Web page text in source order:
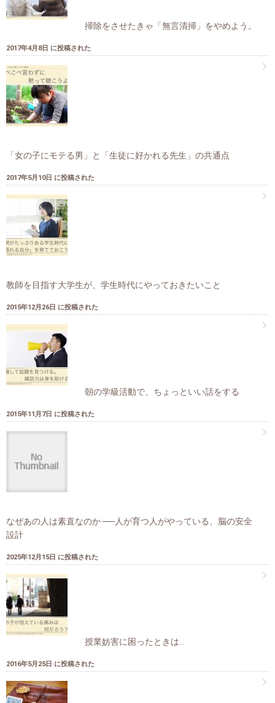
掃除をさせたきゃ「無言清掃」をやめよう。
2017年4月8日 に投稿された
「女の子にモテる男」と「生徒に好かれる先生」の共通点
2017年5月10日 に投稿された
教師を目指す大学生が、学生時代にやっておきたいこと
2015年12月26日 に投稿された
朝の学級活動で、ちょっといい話をする
2015年11月7日 に投稿された
なぜあの人は素直なのか ──人が育つ人がやっている、脳の安全
設計
2025年12月15日 に投稿された
授業妨害に困ったときは…
2016年5月25日 に投稿された